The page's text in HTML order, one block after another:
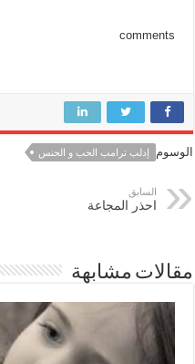
comments
الوسوم إدلب ترامب الحب و الحنس
السابق
احذر المجاعة
مقالات مشابهة